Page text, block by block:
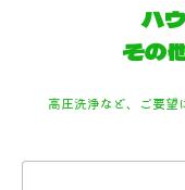
ハ
その
高圧洗浄など、ご要望